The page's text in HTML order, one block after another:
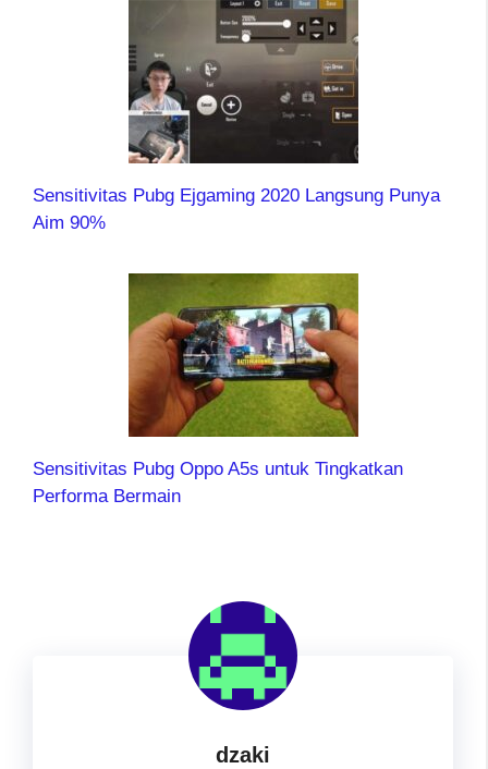
Sensitivitas Pubg Ejgaming 2020 Langsung Punya
Aim 90%
Sensitivitas Pubg Oppo A5s untuk Tingkatkan
Performa Bermain
dzaki